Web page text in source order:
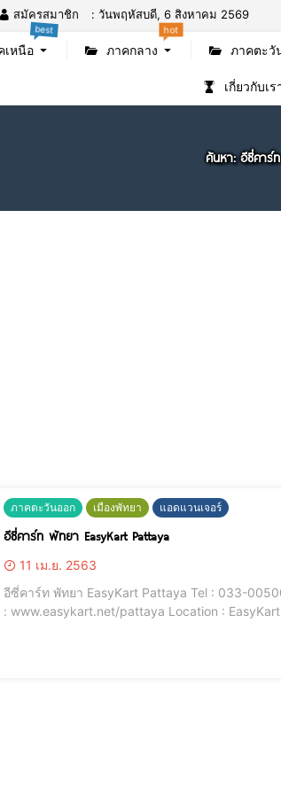
สมัครสมาชิก : วันพฤหัสบดี, 6 สิงหาคม 2569
เหนือ
best
ภาคกลาง
hot
ภาคตะวั
เกี่ยวกับเร
ค้นหา: อีซี่คาร์ท
ภาคตะวันออก เมืองพัทยา แอดแวนเจอร์
อีซี่คาร์ท พัทยา EasyKart Pattaya
11 เม.ย. 2563
อีซี่คาร์ท พัทยา EasyKart Pattaya Tel : 033-
: www.easykart.net/pattaya Location :